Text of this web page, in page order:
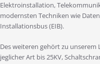
Elektroinstallation,
modernsten Techniken wie
Installationsbus (EIB).
Des weiteren gehört zu
jeglicher Art bis 25KV,